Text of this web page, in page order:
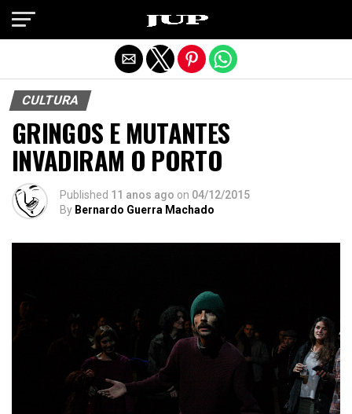
CULTURA
GRINGOS E MUTANTES
INVADIRAM O PORTO
Published 11 anos ago on 04/12/2015
By Bernardo Guerra Machado
Exit mobile version